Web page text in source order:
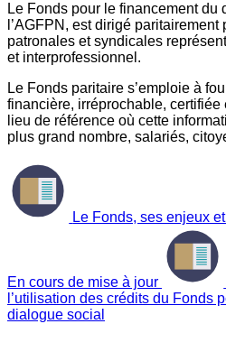
Le Fonds pour le financement du
l’AGFPN, est dirigé
patronales et syndicales
et interprofessionnel.
Le Fonds paritaire s’emploie à
financière, irréprochable,
lieu de référence où cette
plus grand nombre, salariés,
Le Fonds, ses enjeux
En cours de mise à jour
l’utilisation des crédits du Fonds
dialogue social